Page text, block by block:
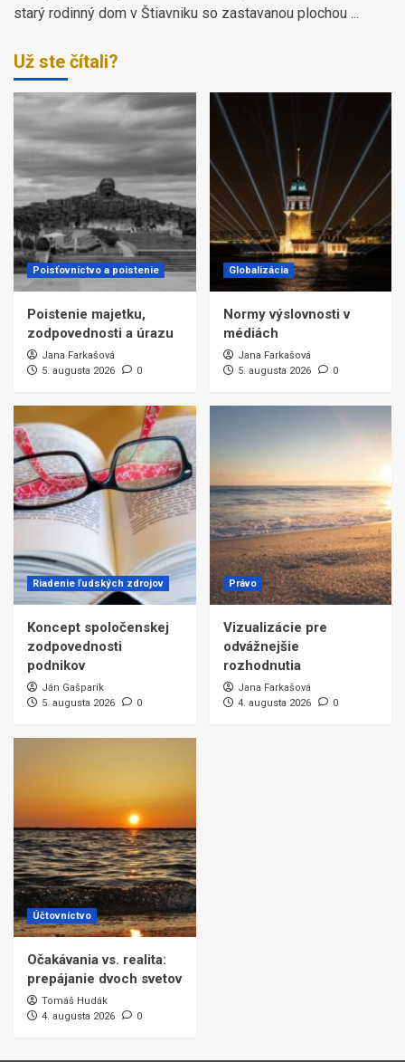
starý rodinný dom v Štiavniku so zastavanou plochou ...
Už ste čítali?
Poisťovníctvo a poistenie
Poistenie majetku,
zodpovednosti a úrazu
Jana Farkašová
5. augusta 2026
0
Globalizácia
Normy výslovnosti v
médiách
Jana Farkašová
5. augusta 2026
0
Riadenie ľudských zdrojov
Koncept spoločenskej
zodpovednosti
podnikov
Ján Gašparík
5. augusta 2026
0
Právo
Vizualizácie pre
odvážnejšie
rozhodnutia
Jana Farkašová
4. augusta 2026
0
Účtovníctvo
Očakávania vs. realita:
prepájanie dvoch svetov
Tomáš Hudák
4. augusta 2026
0